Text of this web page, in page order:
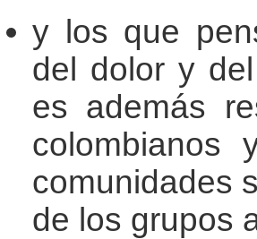
y los que
del dolor y
es además
comunidades
de los grupos